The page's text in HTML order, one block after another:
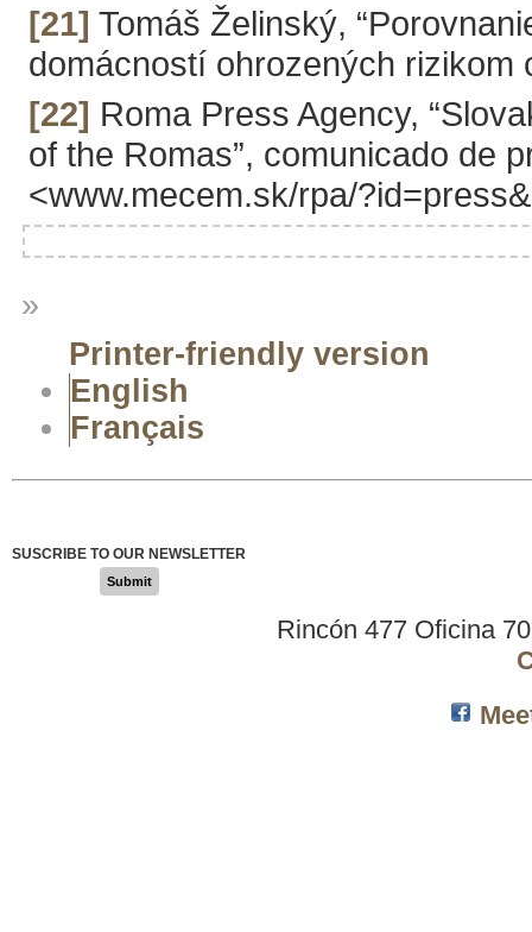
[21] Tomáš Želinský,
domácností ohrozených rizikom
[22] Roma Press Agency,
of the Romas”, comunicado de
<www.mecem.sk/rpa/
»
Printer-friendly version
English
Français
SUSCRIBE TO OUR NEWSLETTER
Submit
Rincón 477 Oficina